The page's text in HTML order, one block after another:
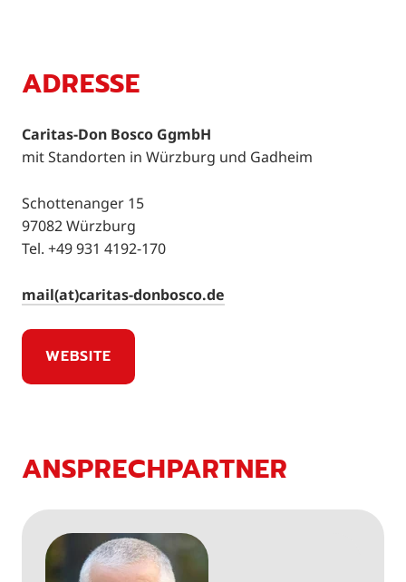
ADRESSE
Caritas-Don Bosco GgmbH
mit Standorten in Würzburg und Gadheim
Schottenanger 15
97082 Würzburg
Tel. +49 931 4192-170
mail(at)caritas-donbosco.de
WEBSITE
ANSPRECHPARTNER